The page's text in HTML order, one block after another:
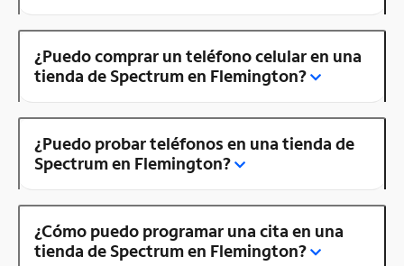
¿Puedo comprar un teléfono celular en una
tienda de Spectrum en Flemington?
¿Puedo probar teléfonos en una tienda de
Spectrum en Flemington?
¿Cómo puedo programar una cita en una
tienda de Spectrum en Flemington?